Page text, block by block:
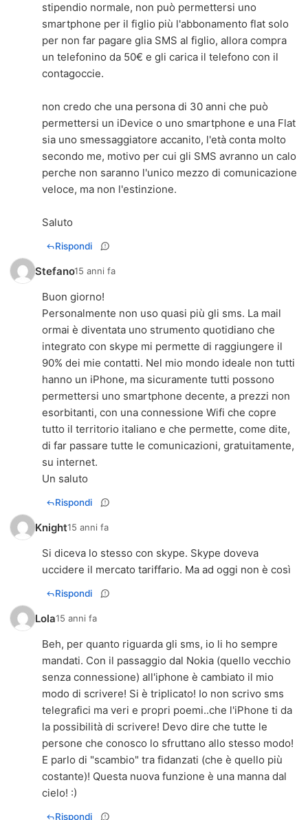
stipendio normale, non può permettersi uno
smartphone per il figlio più l'abbonamento flat solo
per non far pagare glia SMS al figlio, allora compra
un telefonino da 50€ e gli carica il telefono con il
contagoccie.
non credo che una persona di 30 anni che può
permettersi un iDevice o uno smartphone e una Flat
sia uno smessaggiatore accanito, l'età conta molto
secondo me, motivo per cui gli SMS avranno un calo
perche non saranno l'unico mezzo di comunicazione
veloce, ma non l'estinzione.
Saluto
Rispondi
Stefano15 anni fa
Buon giorno!
Personalmente non uso quasi più gli sms. La mail
ormai è diventata uno strumento quotidiano che
integrato con skype mi permette di raggiungere il
90% dei mie contatti. Nel mio mondo ideale non tutti
hanno un iPhone, ma sicuramente tutti possono
permettersi uno smartphone decente, a prezzi non
esorbitanti, con una connessione Wifi che copre
tutto il territorio italiano e che permette, come dite,
di far passare tutte le comunicazioni, gratuitamente,
su internet.
Un saluto
Rispondi
Knight15 anni fa
Si diceva lo stesso con skype. Skype doveva
uccidere il mercato tariffario. Ma ad oggi non è così
Rispondi
Lola15 anni fa
Beh, per quanto riguarda gli sms, io li ho sempre
mandati. Con il passaggio dal Nokia (quello vecchio
senza connessione) all'iphone è cambiato il mio
modo di scrivere! Si è triplicato! Io non scrivo sms
telegrafici ma veri e propri poemi..che l'iPhone ti da
la possibilità di scrivere! Devo dire che tutte le
persone che conosco lo sfruttano allo stesso modo!
E parlo di "scambio" tra fidanzati (che è quello più
costante)! Questa nuova funzione è una manna dal
cielo! :)
Rispondi